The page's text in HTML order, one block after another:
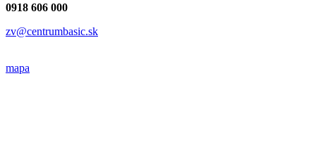
0918 606 000
zv@centrumbasic.sk
mapa